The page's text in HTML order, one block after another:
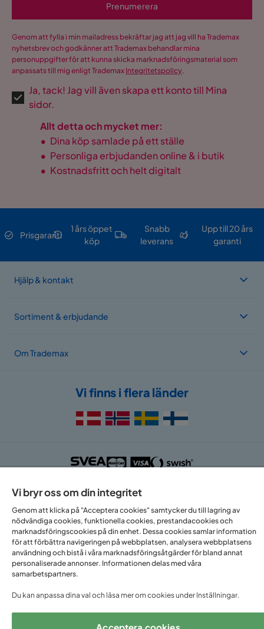
Prenumerera
Genom att fylla i min mailadress bekräftar jag att jag vill ha Trademax
nyhetsbrev och godkänner att Trademax behandlar mina
personuppgifter för att kunna skicka marknadsföringsmaterial som
anpassats till mig enligt Trademax Integritetspolicy.
Ja, tack! Jag vill även skapa ett konto till Mina
sidor.
Allt detta och mycket mer:
• Dina köp samlade på ett ställe
• Personliga erbjudanden online & i butik
• Kostnadsfritt och helt digitalt
Prisgaranti
1 års öppet
köp
Snabb
leverans
Upp till 20 års
garanti
Hjälp & kontakt
Sortiment & erbjudande
Om Trademax
Vi finns i flera länder
Följ oss på:
Copyright © 2025 Home Furnishing Nordic AB
Vi bryr oss om din integritet
Genom att klicka på "Acceptera cookies" samtycker du till lagring av
nödvändiga cookies, funktionella cookies, prestandacookies och
marknadsföringscookies på din enhet. Dessa cookies samlar information
för att förbättra navigeringen på webbplatsen, analysera webbplatsens
användning och bistå i våra marknadsföringsåtgärder för bland annat
personaliserade annonser. Informationen delas med våra
samarbetspartners.
Du kan anpassa dina val och läsa mer om cookies under Inställningar.
Acceptera cookies